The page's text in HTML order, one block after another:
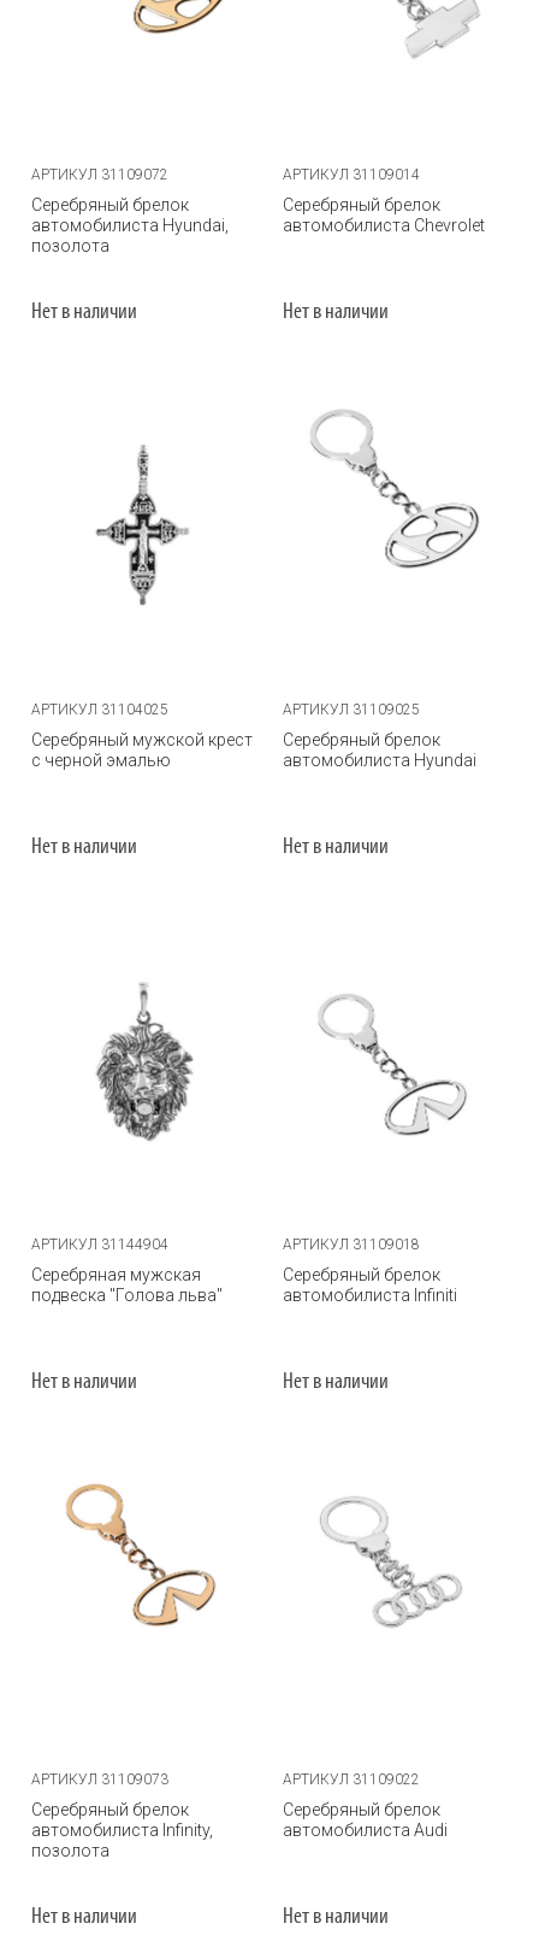
АРТИКУЛ 31109072
Серебряный брелок
автомобилиста Hyundai,
позолота
Нет в наличии
АРТИКУЛ 31109014
Серебряный брелок
автомобилиста Chevrolet
Нет в наличии
АРТИКУЛ 31104025
Серебряный мужской крест
с черной эмалью
Нет в наличии
АРТИКУЛ 31109025
Серебряный брелок
автомобилиста Hyundai
Нет в наличии
АРТИКУЛ 31144904
Серебряная мужская
подвеска "Голова льва"
Нет в наличии
АРТИКУЛ 31109018
Серебряный брелок
автомобилиста Infiniti
Нет в наличии
АРТИКУЛ 31109073
Серебряный брелок
автомобилиста Infinity,
позолота
Нет в наличии
АРТИКУЛ 31109022
Серебряный брелок
автомобилиста Audi
Нет в наличии